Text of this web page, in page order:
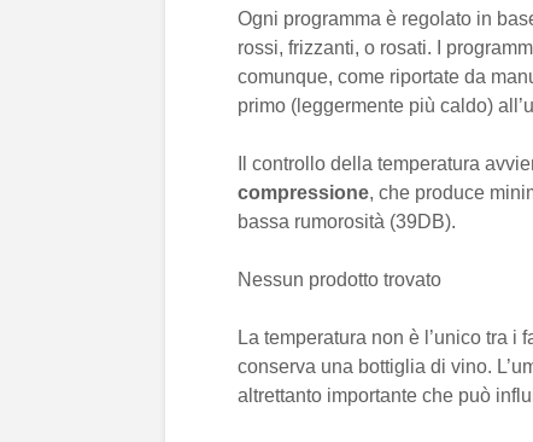
Ogni programma è regolato in
rossi, frizzanti, o rosati. I
comunque, come riportate da
primo (leggermente più caldo)
Il controllo della temperatura
compressione, che produce
bassa rumorosità (39DB).
Nessun prodotto trovato
La temperatura non è l’unico tra
conserva una bottiglia di vino.
altrettanto importante che può